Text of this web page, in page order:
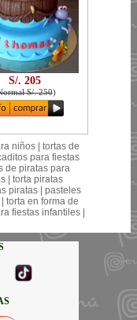
S/. 205
S/. 250)
niños | tortas de
para fiestas
de piratas para
| torta piratas
piratas | pasteles
torta en forma de
fiestas infantiles |